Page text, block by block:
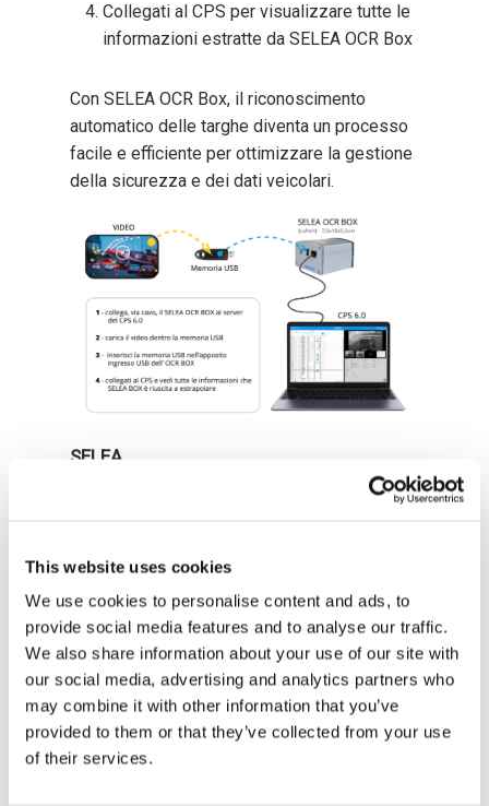
This website uses cookies
We use cookies to personalise content and ads, to
provide social media features and to analyse our traffic.
We also share information about your use of our site with
our social media, advertising and analytics partners who
may combine it with other information that you’ve
provided to them or that they’ve collected from your use
of their services.
Collegati al CPS per visualizzare tutte le
informazioni estratte da SELEA OCR Box
Con SELEA OCR Box, il riconoscimento
automatico delle targhe diventa un processo
facile e efficiente per ottimizzare la gestione
della sicurezza e dei dati veicolari.
SELEA
è un produttore specializzato nella
targhe
controllo degli accessi
totalmente sviluppato e fabbricato da SELEA
in Italia e questo significa, per il cliente,
beneficiare di un’assistenza tecnica completa
e continuativa nel tempo.
Contatta subito il nostro teamSecurity &
Surveillance